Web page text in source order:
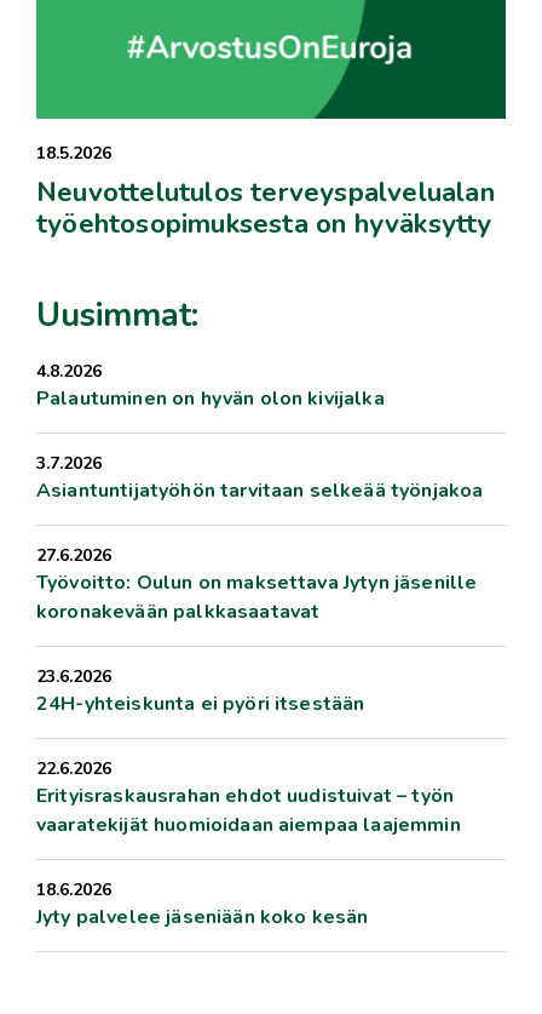
18.5.2026
Neuvottelutulos terveyspalvelualan
työehtosopimuksesta on hyväksytty
Uusimmat:
4.8.2026
Palautuminen on hyvän olon kivijalka
3.7.2026
Asiantuntijatyöhön tarvitaan selkeää työnjakoa
27.6.2026
Työvoitto: Oulun on maksettava Jytyn jäsenille
koronakevään palkkasaatavat
23.6.2026
24H-yhteiskunta ei pyöri itsestään
22.6.2026
Erityisraskausrahan ehdot uudistuivat – työn
vaaratekijät huomioidaan aiempaa laajemmin
18.6.2026
Jyty palvelee jäseniään koko kesän